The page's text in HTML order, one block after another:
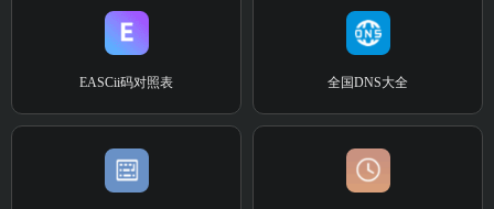
EASCii码对照表 全国DNS大全